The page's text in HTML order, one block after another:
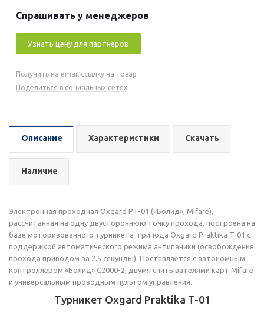
Спрашивать у менеджеров
Узнать цену для партнеров
Получить на email ссылку на товар
Поделиться в социальных сетях
Описание Характеристики Скачать
Наличие
Электронная проходная Oxgard РT-01 («Болид», Mifare),
рассчитанная на одну двустороннюю точку прохода, построена на
базе моторизованного турникета-трипода Oxgard Praktika T-01 с
поддержкой автоматического режима антипаники (освобождения
прохода приводом за 2.5 секунды). Поставляется с автономным
контроллером «Болид» С2000-2, двумя считывателями карт Mifare
и универсальным проводным пультом управления.
Турникет Oxgard Praktika T-01